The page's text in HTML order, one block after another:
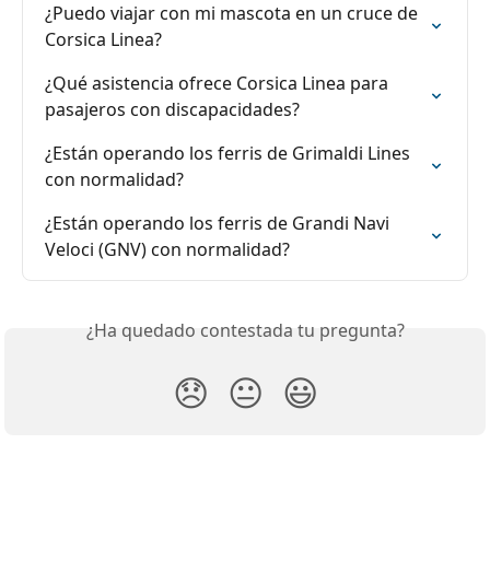
¿Puedo viajar con mi mascota en un cruce de
Corsica Linea?
¿Qué asistencia ofrece Corsica Linea para
pasajeros con discapacidades?
¿Están operando los ferris de Grimaldi Lines
con normalidad?
¿Están operando los ferris de Grandi Navi
Veloci (GNV) con normalidad?
¿Ha quedado contestada tu pregunta?
😞 😐 😃